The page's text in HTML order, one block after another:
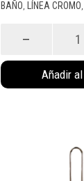
BAÑO, LÍNEA CROMO,
Cromado
(1002)
Añadir